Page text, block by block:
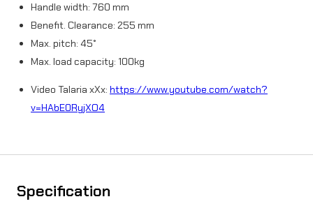
Handle width: 760 mm
Benefit. Clearance: 255 mm
Max. pitch: 45°
Max. load capacity: 100kg
Video Talaria xXx: https://www.youtube.com/watch?
v=HAbE0RyjXO4
Specification